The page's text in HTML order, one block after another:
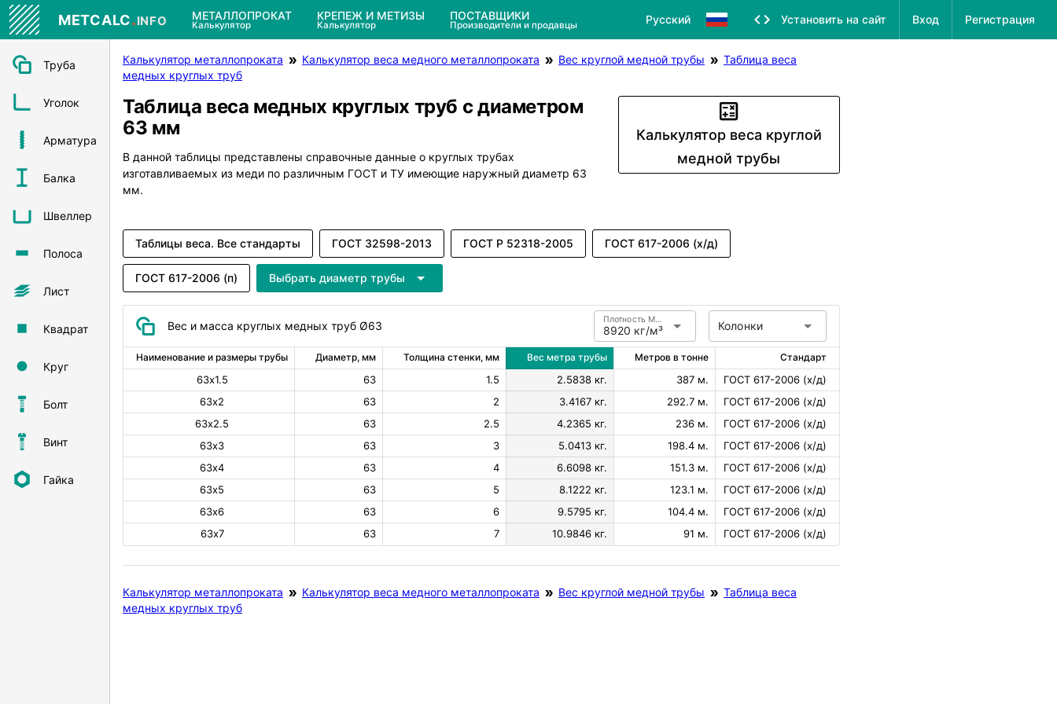
METCALC.INFO МЕТАЛЛОПРОКАТ
Калькулятор
КРЕПЕЖ И МЕТИЗЫ
Калькулятор
ПОСТАВЩИКИ
Производители и продавцы Русский Установить на сайт Вход Регистрация
Труба
Уголок
Арматура
Балка
Швеллер
Полоса
Лист
Квадрат
Круг
Болт
Винт
Гайка
Калькулятор металлопроката Калькулятор веса медного металлопроката Вес круглой медной трубы
Таблица веса
медных круглых труб
Таблица веса медных круглых труб с диаметром
63 мм
В данной таблицы представлены справочные данные о круглых трубах
изготавливаемых из меди по различным ГОСТ и ТУ имеющие наружный диаметр 63
мм.
Калькулятор веса круглой
медной трубы
Таблицы веса. Все стандарты ГОСТ 32598-2013 ГОСТ Р 52318-2005 ГОСТ 617-2006 (х/д)
ГОСТ 617-2006 (п) Выбрать диаметр трубы
Вес и масса круглых медных труб Ø63 8920 кг/м³
Плотность Медь Колонки
Наименование и размеры трубы Диаметр, мм Толщина стенки, мм Вес метра трубы Метров в тонне Стандарт
63х1.5 63 1.5 2.5838 кг. 387 м.
ГОСТ 617-2006 (х/д)
63х2
63 2 3.4167 кг. 292.7 м.
ГОСТ 617-2006 (х/д)
63х2.5
63 2.5 4.2365 кг. 236 м.
ГОСТ 617-2006 (х/д)
63х3
63 3 5.0413 кг. 198.4 м.
ГОСТ 617-2006 (х/д)
63х4
63 4 6.6098 кг. 151.3 м.
ГОСТ 617-2006 (х/д)
63х5
63 5 8.1222 кг. 123.1 м.
ГОСТ 617-2006 (х/д)
63х6
63 6 9.5795 кг. 104.4 м.
ГОСТ 617-2006 (х/д)
63х7
63 7 10.9846 кг. 91 м. ГОСТ 617-2006 (х/д)
Калькулятор металлопроката Калькулятор веса медного металлопроката Вес круглой медной трубы
Таблица веса
медных круглых труб